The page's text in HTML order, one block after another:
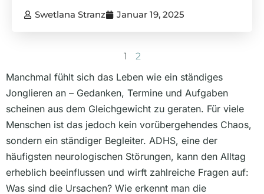
Swetlana Stranz Januar 19, 2025
1 2
Manchmal fühlt sich das Leben wie ein ständiges
Jonglieren an – Gedanken, Termine und Aufgaben
scheinen aus dem Gleichgewicht zu geraten. Für viele
Menschen ist das jedoch kein vorübergehendes Chaos,
sondern ein ständiger Begleiter. ADHS, eine der
häufigsten neurologischen Störungen, kann den Alltag
erheblich beeinflussen und wirft zahlreiche Fragen auf:
Was sind die Ursachen? Wie erkennt man die